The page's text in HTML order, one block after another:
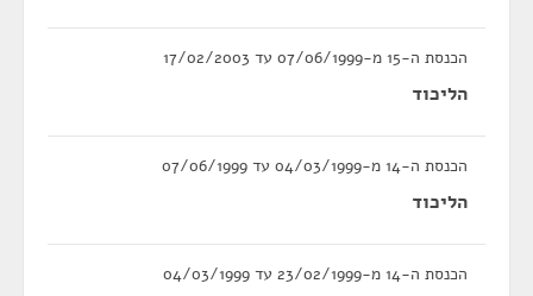
הכנסת ה-15 מ-07/06/1999 עד 17/02/2003
הליכוד
הכנסת ה-14 מ-04/03/1999 עד 07/06/1999
הליכוד
הכנסת ה-14 מ-23/02/1999 עד 04/03/1999